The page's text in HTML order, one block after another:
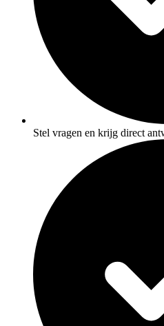
Stel vragen en krijg direct